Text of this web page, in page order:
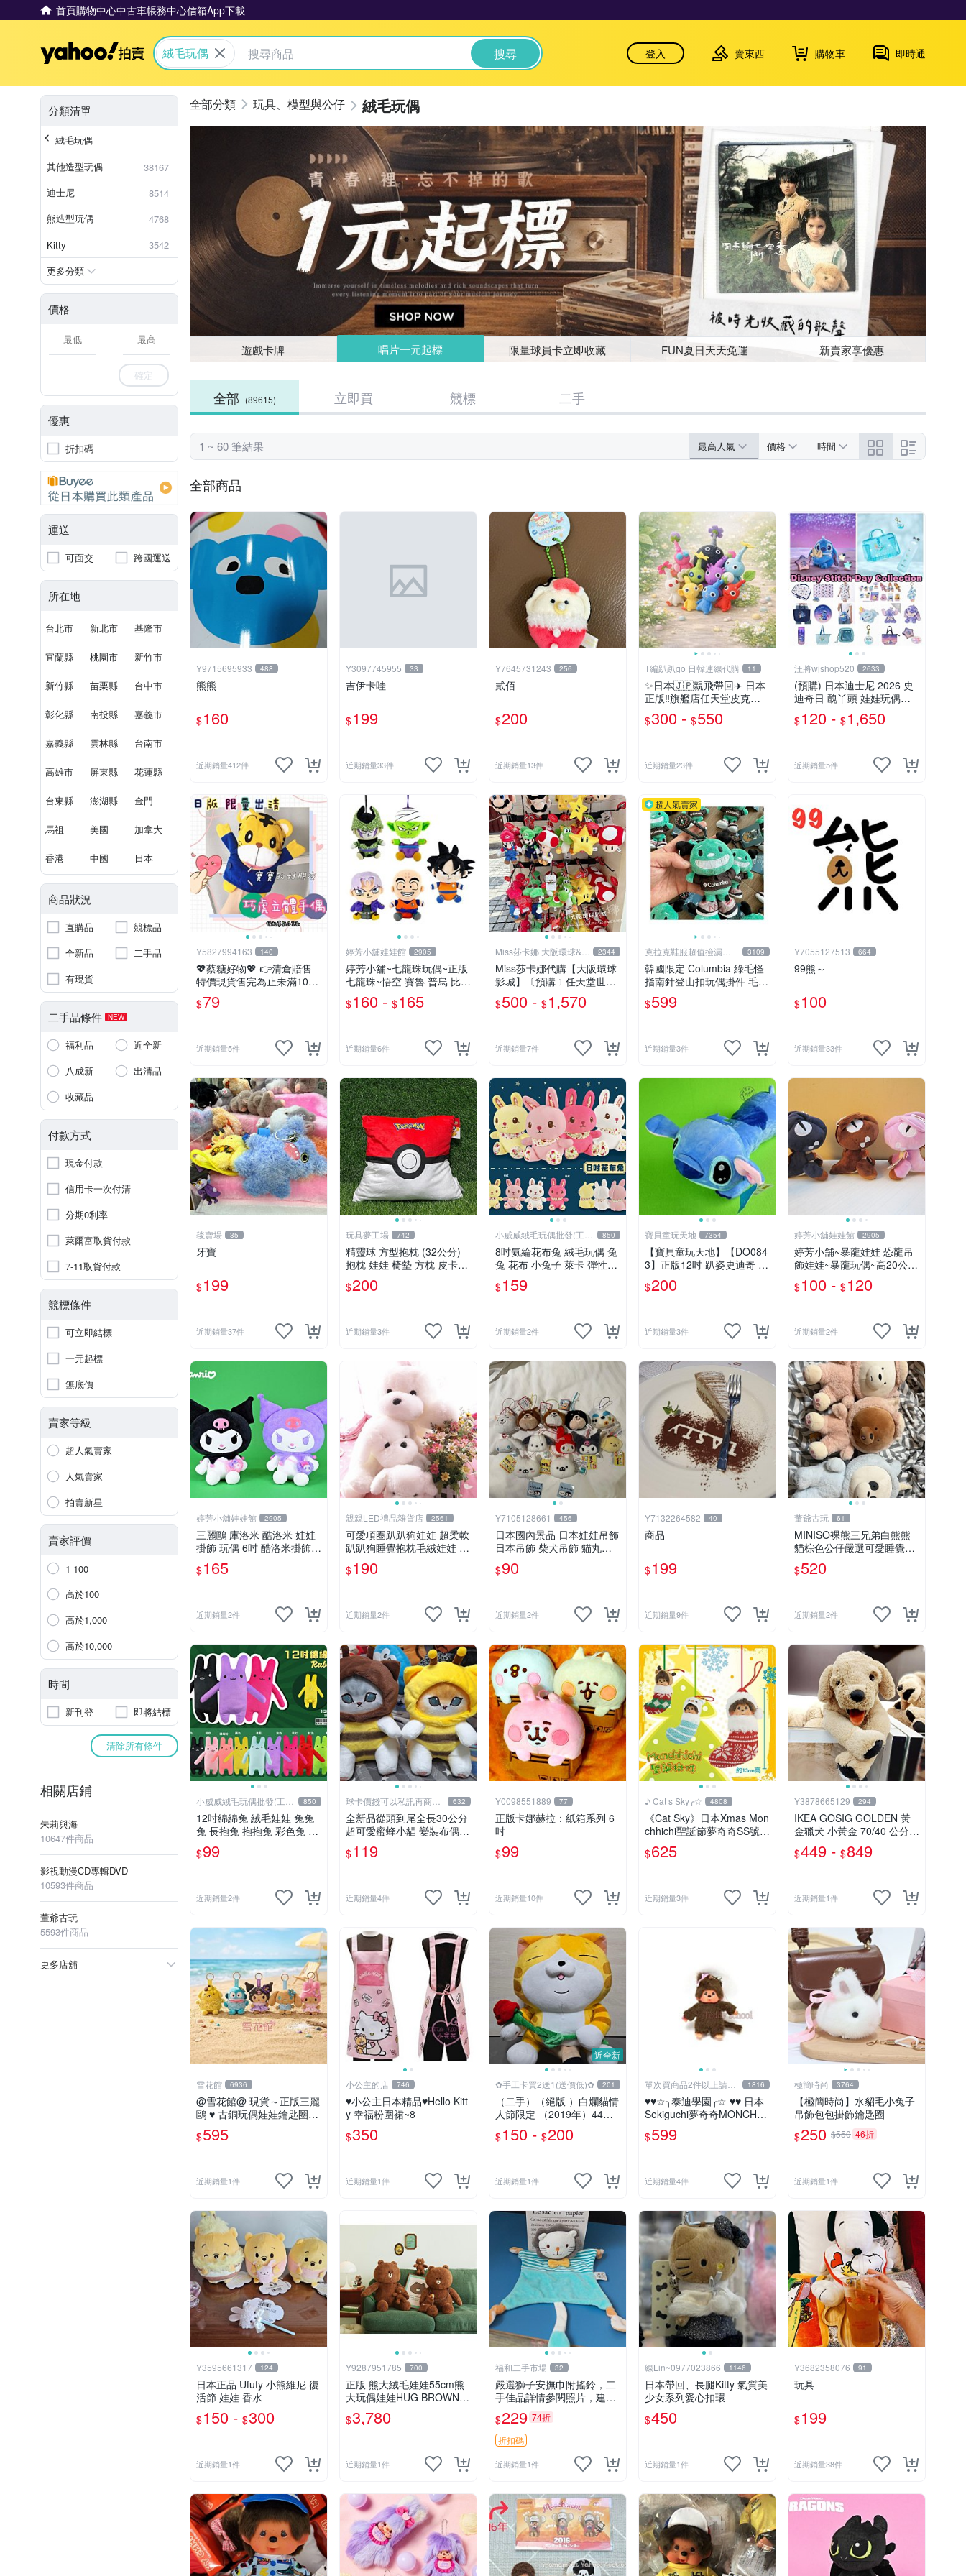
首頁購物中心中古車帳務中心信箱App下載
Yahoo拍賣
絨毛玩偶 搜尋 登入 賣東西 購物車 即時通
分類清單
絨毛玩偶
其他造型玩偶
38167
迪士尼
8514
熊造型玩偶
4768
Kitty
3542
更多分類
價格
-
確定
優惠
折扣碼
運送
可面交 跨國運送
所在地
台北市 新北市 基隆市
宜蘭縣 桃園市 新竹市
新竹縣 苗栗縣 台中市
彰化縣 南投縣 嘉義市
嘉義縣 雲林縣 台南市
高雄市 屏東縣 花蓮縣
台東縣 澎湖縣 金門
馬祖 美國 加拿大
香港 中國 日本
商品狀況
直購品
競標品
全新品
二手品
有現貨
二手品條件 NEW
福利品
近全新
八成新
出清品
收藏品
付款方式
現金付款
信用卡一次付清
分期0利率
萊爾富取貨付款
7-11取貨付款
競標條件
可立即結標
一元起標
無底價
賣家等級
超人氣賣家
人氣賣家
拍賣新星
賣家評價
1-100
高於100
高於1,000
高於10,000
時間
新刊登 即將結標
清除所有條件
相關店鋪
朱莉與海
10647件商品
影視動漫CD專輯DVD
10593件商品
董爺古玩
5593件商品
更多店舖
玩具、模型與公仔 絨毛玩偶
遊戲卡牌 唱片一元起標 限量球員卡立即收藏 FUN夏日天天免運 新賣家享優惠
全部 (89615) 立即買 競標 二手
1 ~ 60 筆結果 最高人氣 價格 時間
全部商品
Y9715695933 488
熊熊
$160
近期銷量412件
Y3097745955 33
吉伊卡哇
$199
近期銷量33件
Y7645731243 256
貳佰
$200
近期銷量13件
T編趴趴go 日韓連線代購 11
✨日本🇯🇵親飛帶回✈️ 日本
正版‼️旗艦店任天堂皮克敏
娃娃PIKMIN 小吊飾 鑰匙圈
$300 - $550
近期銷量23件
汪將wjshop520 2633
(預購) 日本迪士尼 2026 史
迪奇日 醜丫頭 娃娃玩偶布
偶吊飾鑰匙圈 涼毯 托特包
置物包購物袋 毛巾貼紙公仔
$120 - $1,650
近期銷量5件
Y5827994163 140
💖蔡糖好物💖 👉清倉賠售
特價現貨售完為止未滿100
不出貨唷🔥❤️不帶配飾純手
偶日版巧虎刷牙手偶❤️親子
$79
近期銷量5件
婷芳小舖娃娃館 2905
婷芳小舖~七龍珠玩偶~正版
七龍珠~悟空 賽魯 普烏 比克
克林 特南克斯 娃娃 玩偶~七
龍珠玩偶~生日情人禮
$160 - $165
近期銷量6件
Miss莎卡娜 大阪環球&迪
士尼代購
2344
Miss莎卡娜代購【大阪環球
影城】〔預購﹞任天堂世界
瑪利歐 路易吉 耀西 奇諾比
奧 碧姬公主 無敵星星 蘑菇
$500 - $1,570
近期銷量7件
超人氣賣家
克拉克鞋服超值撿漏
KLKXF
3109
韓國限定 Columbia 綠毛怪
指南針登山扣玩偶掛件 毛絨
玩具
$599
近期銷量3件
Y7055127513 664
99熊～
$100
近期銷量33件
毯賣場 35
牙寶
$199
近期銷量37件
玩具夢工場 742
精靈球 方型抱枕 (32公分)
抱枕 娃娃 椅墊 方枕 皮卡丘
神奇寶貝 寶可夢
$200
近期銷量3件
小威威絨毛玩偶批發(工廠
直營)
850
8吋氨綸花布兔 絨毛玩偶 兔
兔 花布 小兔子 萊卡 彈性布
料 娃娃 公仔 交換禮物 安撫
玩偶 超柔軟兔兔玩偶 陪伴
$159
近期銷量2件
寶貝童玩天地 7354
【寶貝童玩天地】【DO084
3】正版12吋 趴姿史迪奇 *D
O01
$200
近期銷量3件
婷芳小舖娃娃館 2905
婷芳小舖~暴龍娃娃 恐龍吊
飾娃娃~暴龍玩偶~高20公分
~恐龍娃娃~侏儸紀世界~暴
龍 暴龍玩偶~生日/情人禮物
$100 - $120
近期銷量2件
婷芳小舖娃娃館 2905
三麗鷗 庫洛米 酷洛米 娃娃
掛飾 玩偶 6吋 酷洛米掛飾飾
娃娃~正版三麗鷗 酷洛米坐
姿背小背包款 酷洛米娃娃掛
$165
近期銷量2件
親親LED禮品雜貨店 2561
可愛項圈趴趴狗娃娃 超柔軟
趴趴狗睡覺抱枕毛絨娃娃 25
公分白色狗狗抱枕娃娃 生日
禮物
$190
近期銷量2件
Y7105128661 456
日本國內景品 日本娃娃吊飾
日本吊飾 柴犬吊飾 貓丸吊
飾 庫洛米吊飾 大耳狗吊飾
布丁狗吊飾 帕恰狗吊飾 天
$90
近期銷量2件
Y7132264582 40
商品
$199
近期銷量9件
董爺古玩 61
MINISO裸熊三兄弟白熊熊
貓棕色公仔嚴選可愛睡覺抱
枕玩偶熊玩具 裸熊 玩具 公
仔
$520
近期銷量2件
小威威絨毛玩偶批發(工廠
直營)
850
12吋綿綿兔 絨毛娃娃 兔兔
兔 長抱兔 抱抱兔 彩色兔 娃
娃 公仔 禮品 生活雜貨
$99
近期銷量2件
球卡價錢可以私訊再商量
喔 !
632
全新品從頭到尾全長30公分
超可愛蜜蜂小貓 變裝布偶娃
娃 靠墊抱枕 可愛玩偶娃娃
舒壓療癒小朋友禮物生日禮
$119
近期銷量4件
Y0098551889 77
正版卡娜赫拉：紙箱系列 6
吋
$99
近期銷量10件
♪ Cat s Sky╭☆ 4808
《Cat Sky》日本Xmas Mon
chhichi聖誕節夢奇奇SS號吊
飾
$625
近期銷量3件
Y3878665129 294
IKEA GOSIG GOLDEN 黃
金獵犬 小黃金 70/40 公分
兒童 擺飾 玩偶 大狗 小狗 狗
$449 - $849
近期銷量1件
雪花館 6936
@雪花館@ 現貨～正版三麗
鷗 ♥ 古銅玩偶娃娃鑰匙圈掛
飾
$595
近期銷量1件
小公主的店 746
♥小公主日本精品♥Hello Kitt
y 幸福粉圍裙~8
$350
近期銷量1件
近全新
✿手工卡買2送1(送價低)✿ 201
（二手）（絕版 ）白爛貓情
人節限定 （2019年）44公
分大娃＆雞腿爛
$150 - $200
近期銷量1件
單次買商品2件以上請先
詢問運費
1816
♥♥☆╮泰迪學園╭☆ ♥♥ 日本
Sekiguchi夢奇奇MONCHHI
CHI【mini女孩】吊飾(另售
男孩)
$599
近期銷量4件
極簡時尚 3764
【極簡時尚】水貂毛小兔子
吊飾包包掛飾鑰匙圈
$250 $550 46折
近期銷量1件
Y3595661317 124
日本正品 Ufufy 小熊維尼 復
活節 娃娃 香水
$150 - $300
近期銷量1件
Y9287951785 700
正版 熊大絨毛娃娃55cm熊
大玩偶娃娃HUG BROWN
系列55公分韓國 line friends
熊大玩偶娃娃禮物生日
$3,780
近期銷量1件
福和二手市場 32
嚴選獅子安撫巾附搖鈴，二
手佳品詳情參閱照片，建議
入手前多加斟酌。獅子 撫慰
巾 達人必備
$229 74折
折扣碼
近期銷量1件
線Lin~0977023866 1146
日本帶回、長腿Kitty 氣質美
少女系列愛心扣環
$450
近期銷量1件
Y3682358076 91
玩具
$199
近期銷量38件